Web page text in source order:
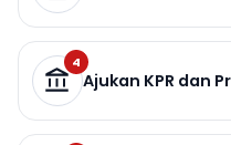
4
Ajukan KPR dan